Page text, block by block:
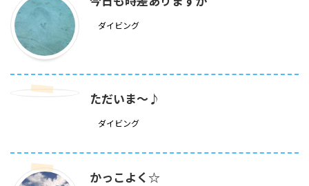
ダイビング
ただいま～♪
ダイビング
かっこよく☆